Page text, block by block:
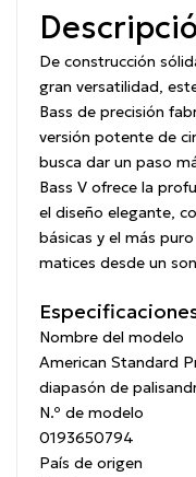
De construcción
gran versatilidad,
Bass de precisión
versión potente de
busca dar un paso
Bass V ofrece la
el diseño elegante,
básicas y el más
matices desde un
Nombre del modelo
American Standard
diapasón de
N.º de modelo
0193650794
País de origen